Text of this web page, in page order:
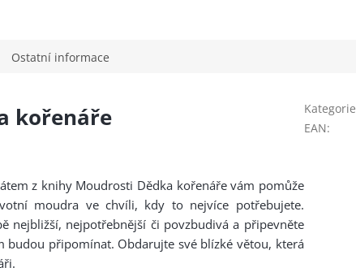
Ostatní informace
kořenáře
z knihy Moudrosti Dědka kořenáře vám pomůže
moudra ve chvíli, kdy to nejvíce potřebujete.
nejbližší, nejpotřebnější či povzbudivá a připevněte
budou připomínat. Obdarujte své blízké větou, která
Kategorie
EAN: